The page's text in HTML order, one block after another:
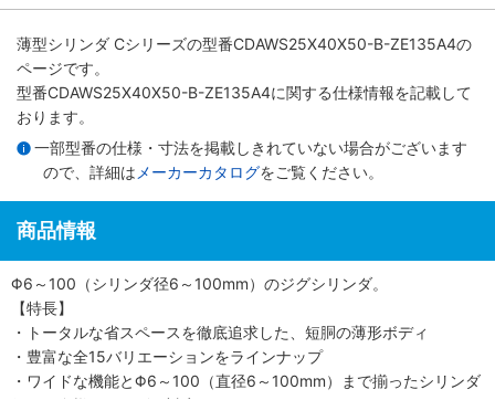
薄型シリンダ Cシリーズの型番CDAWS25X40X50-B-ZE135A4の
ページです。
型番CDAWS25X40X50-B-ZE135A4に関する仕様情報を記載して
おります。
一部型番の仕様・寸法を掲載しきれていない場合がございます
ので、詳細は メーカーカタログをご覧ください。
商品情報
Φ6～100（シリンダ径6～100mm）のジグシリンダ。
【特長】
・トータルな省スペースを徹底追求した、短胴の薄形ボディ
・豊富な全15バリエーションをラインナップ
・ワイドな機能とΦ6～100（直径6～100mm）まで揃ったシリンダ